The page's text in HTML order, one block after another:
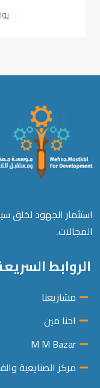
استثمار الجهود لخلق
المجالات.
الروابط
مشاريعنا
احنا مين
M M Bazar
مركز الصنايعية